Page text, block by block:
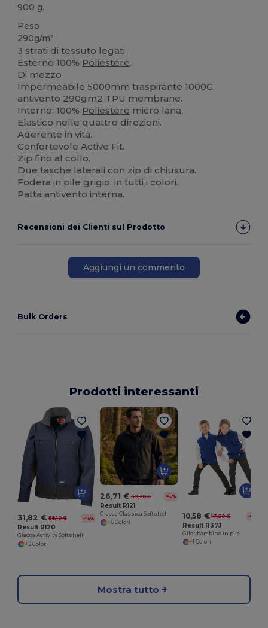
900 g.
Peso
290g/m²
3 strati di tessuto legati.
Esterno 100% Poliestere.
Di mezzo
Impermeabile 5000mm traspirante 1000G,
antivento 290gm2 TPU membrane.
Interno: 100% Poliestere micro lana.
Elastico nelle quattro direzioni.
Aderente in vita.
Confortevole Active Fit.
Zip fino al collo.
Due tasche laterali con zip di chiusura.
Fodera in pile grigio, in tutti i colori.
Patta antivento interna.
Recensioni dei Clienti sul Prodotto
Aggiungi un commento
Bulk Orders
Prodotti interessanti
31,82 € 58,10 € -45%
Result R120
Giacca Activity Softshell
+2 Colori
26,71 € 49,30 € -46%
Result R121
Giacca Classica Softshell
+6 Colori
10,58 € 17,60 € -40%
Result R37J
Gilet bambino in pile
+1 Colori
Mostra tutto